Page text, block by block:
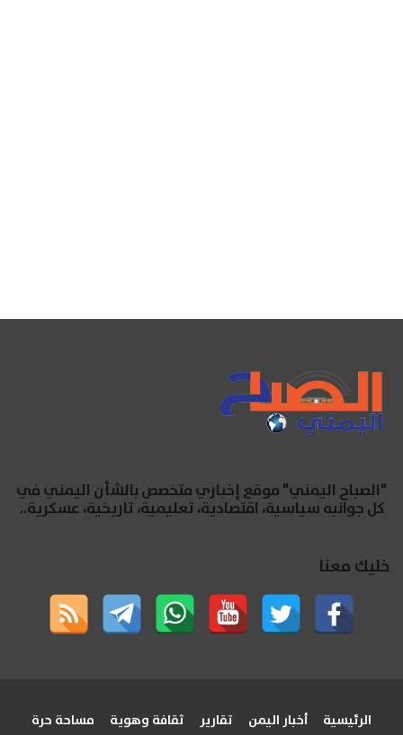
"الصباح اليمني" موقع إخباري متخصص بالشأن اليمني في
كل جوانبه سياسية، اقتصادية، تعليمية، تاريخية، عسكرية..
خليك معنا
الرئيسية أخبار اليمن تقارير ثقافة وهوية مساحة حرة